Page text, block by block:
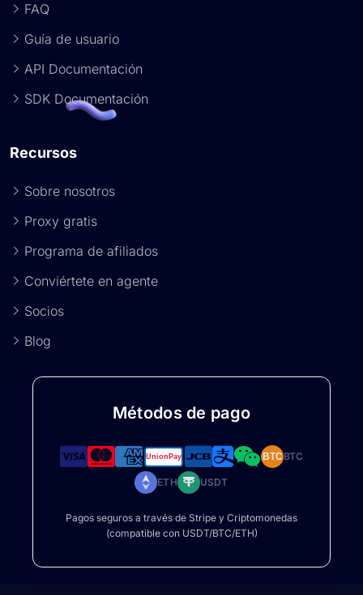
FAQ
Guía de usuario
API Documentación
SDK Documentación
Recursos
Sobre nosotros
Proxy gratis
Programa de afiliados
Conviértete en agente
Socios
Blog
Métodos de pago
BTCBTC
ETH USDT
Pagos seguros a través de Stripe y Criptomonedas
(compatible con USDT/BTC/ETH)